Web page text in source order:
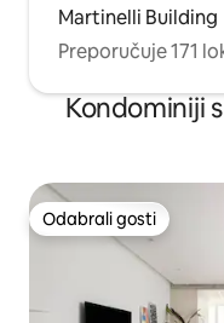
Martinelli Building
Preporučuje 171
Kondominiji
Odabrali gosti
Odabrali gosti